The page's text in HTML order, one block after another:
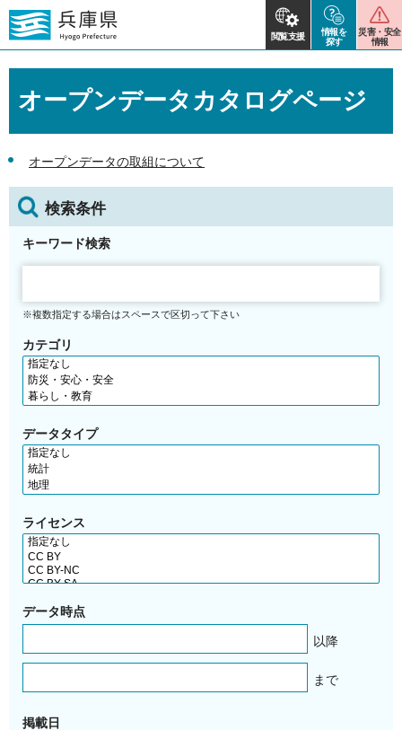
閲覧支援
情報を
探す
災害・安全
情報
オープンデータカタログページ
オープンデータの取組について
検索条件
キーワード検索
※複数指定する場合はスペースで区切って下さい
カテゴリ
データタイプ
ライセンス
データ時点
以降
まで
掲載日